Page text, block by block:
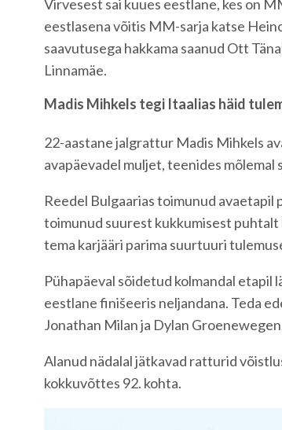
Virvesest sai kuues eestlane, kes on
eestlasena võitis MM-sarja katse
saavutusega hakkama saanud Ott
Linnamäe.
Madis Mihkels tegi Itaalias häid
22-aastane jalgrattur Madis Mihkels
avapäevadel muljet, teenides
Reedel Bulgaarias toimunud
toimunud suurest kukkumisest puhtalt
tema karjääri parima suurtuuri
Pühapäeval sõidetud kolmandal etapil
eestlane finišeeris neljandana. Teda
Jonathan Milan ja Dylan
Alanud nädalal jätkavad ratturid
kokkuvõttes 92. kohta.